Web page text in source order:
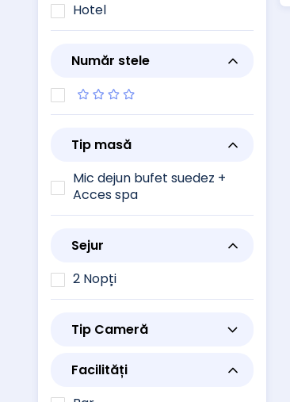
Hotel
Număr stele
Tip masă
Mic dejun bufet suedez +
Acces spa
Sejur
2 Nopți
Tip Cameră
Facilități